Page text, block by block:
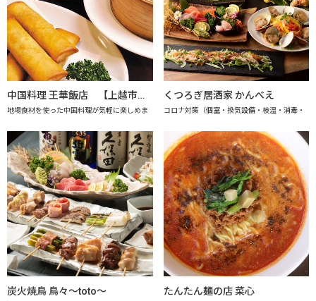
中国料理 王華飯店 【上越市地産地消推進の店認定店】
地場食材を使った中国料理が気軽に楽しめま
くつろぎ居酒家 かんべえ
コロナ対策（個室・換気設備・検温・消毒・
炭火焼鳥 鳥々～toto～ たんたん麺の店 菜心